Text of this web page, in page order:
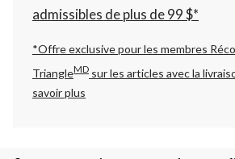
admissibles de plus de 99 $*
*Offre exclusive pour les membres
TriangleMD sur les articles avec la
savoir plus